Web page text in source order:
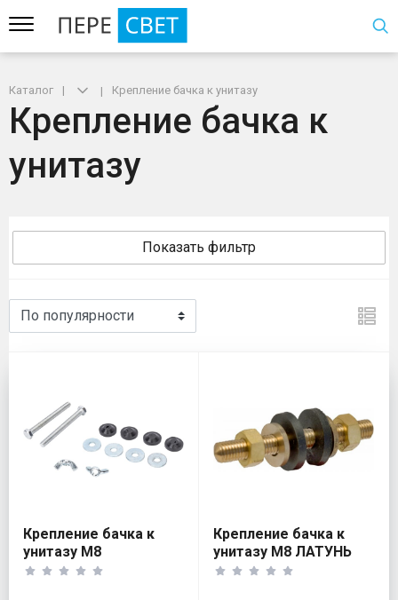
Каталог Крепление бачка к унитазу
Крепление бачка к
унитазу
Показать фильтр
Крепление бачка к
унитазу М8
Сантехкреп
Крепление бачка к
унитазу М8 ЛАТУНЬ